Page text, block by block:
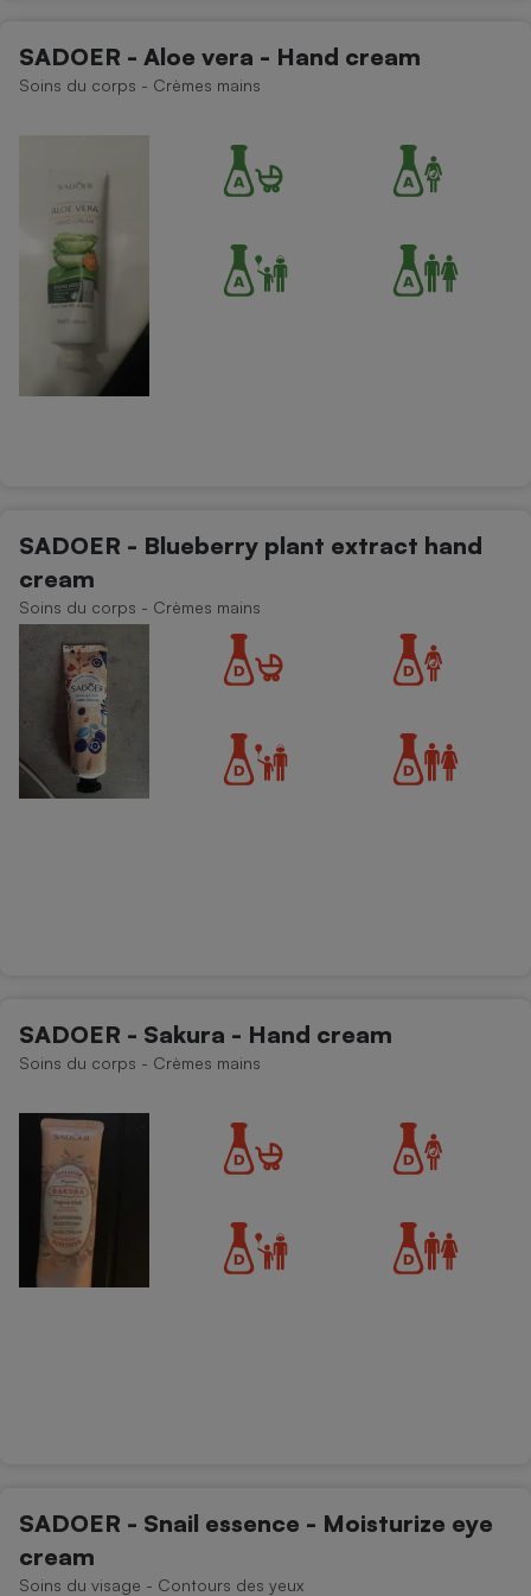
SADOER - Aloe vera - Hand cream
Soins du corps - Crèmes mains
SADOER - Blueberry plant extract hand
cream
Soins du corps - Crèmes mains
SADOER - Sakura - Hand cream
Soins du corps - Crèmes mains
SADOER - Snail essence - Moisturize eye
cream
Soins du visage - Contours des yeux